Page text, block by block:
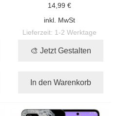
14,99 €
inkl. MwSt
Lieferzeit: 1-2 Werktage
🎨 Jetzt Gestalten
In den Warenkorb